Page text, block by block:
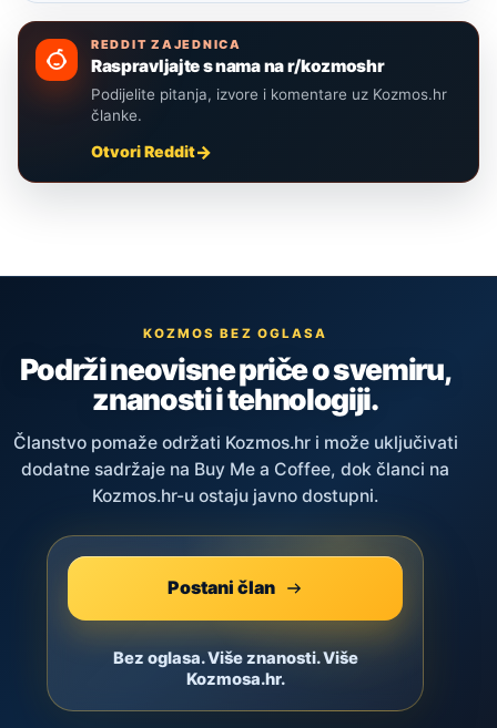
REDDIT ZAJEDNICA
Raspravljajte s nama na r/kozmoshr
Podijelite pitanja, izvore i komentare uz Kozmos.hr
članke.
Otvori Reddit
KOZMOS BEZ OGLASA
Podrži neovisne priče o svemiru,
znanosti i tehnologiji.
Članstvo pomaže održati Kozmos.hr i može uključivati
dodatne sadržaje na Buy Me a Coffee, dok članci na
Kozmos.hr-u ostaju javno dostupni.
Postani član
Bez oglasa. Više znanosti. Više
Kozmosa.hr.